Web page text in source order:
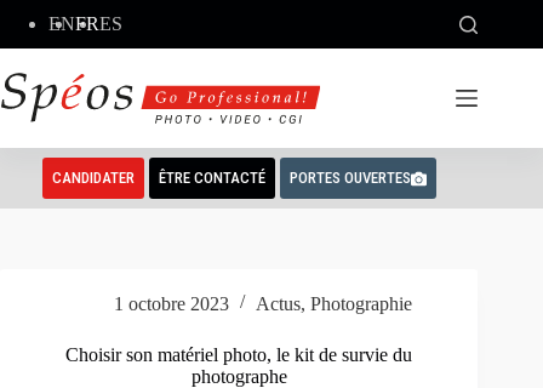
contenu
ENFRES
CANDIDATER ÊTRE CONTACTÉ PORTES OUVERTES
1 octobre 2023 Actus,Photographie
Choisir son matériel photo, le kit de survie du
photographe